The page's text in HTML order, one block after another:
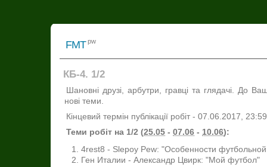
FMTpw
КБ-4. 1/2
Шановні друзі, арбутри, гравці та глядачі. До
нові теми.
Кінцевий термін публікації робіт - 07.06.2017, 23:59
Теми робіт на 1/2 (25.05 - 07.06 - 10.06):
4rest8 - Slepoy Pew: "Особенности
Ген Италии - Александр Цвирк: "Мой футбол"